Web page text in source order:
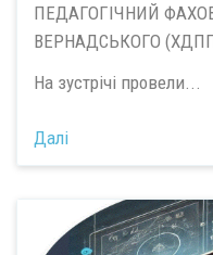
ПЕДАГОГІЧНИЙ
ВЕРНАДСЬКОГО
На зустрічі провели...
Далі